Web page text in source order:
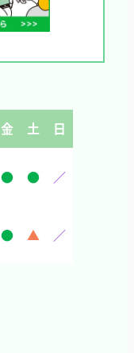
金 土
日
● ● ／
● ▲ ／